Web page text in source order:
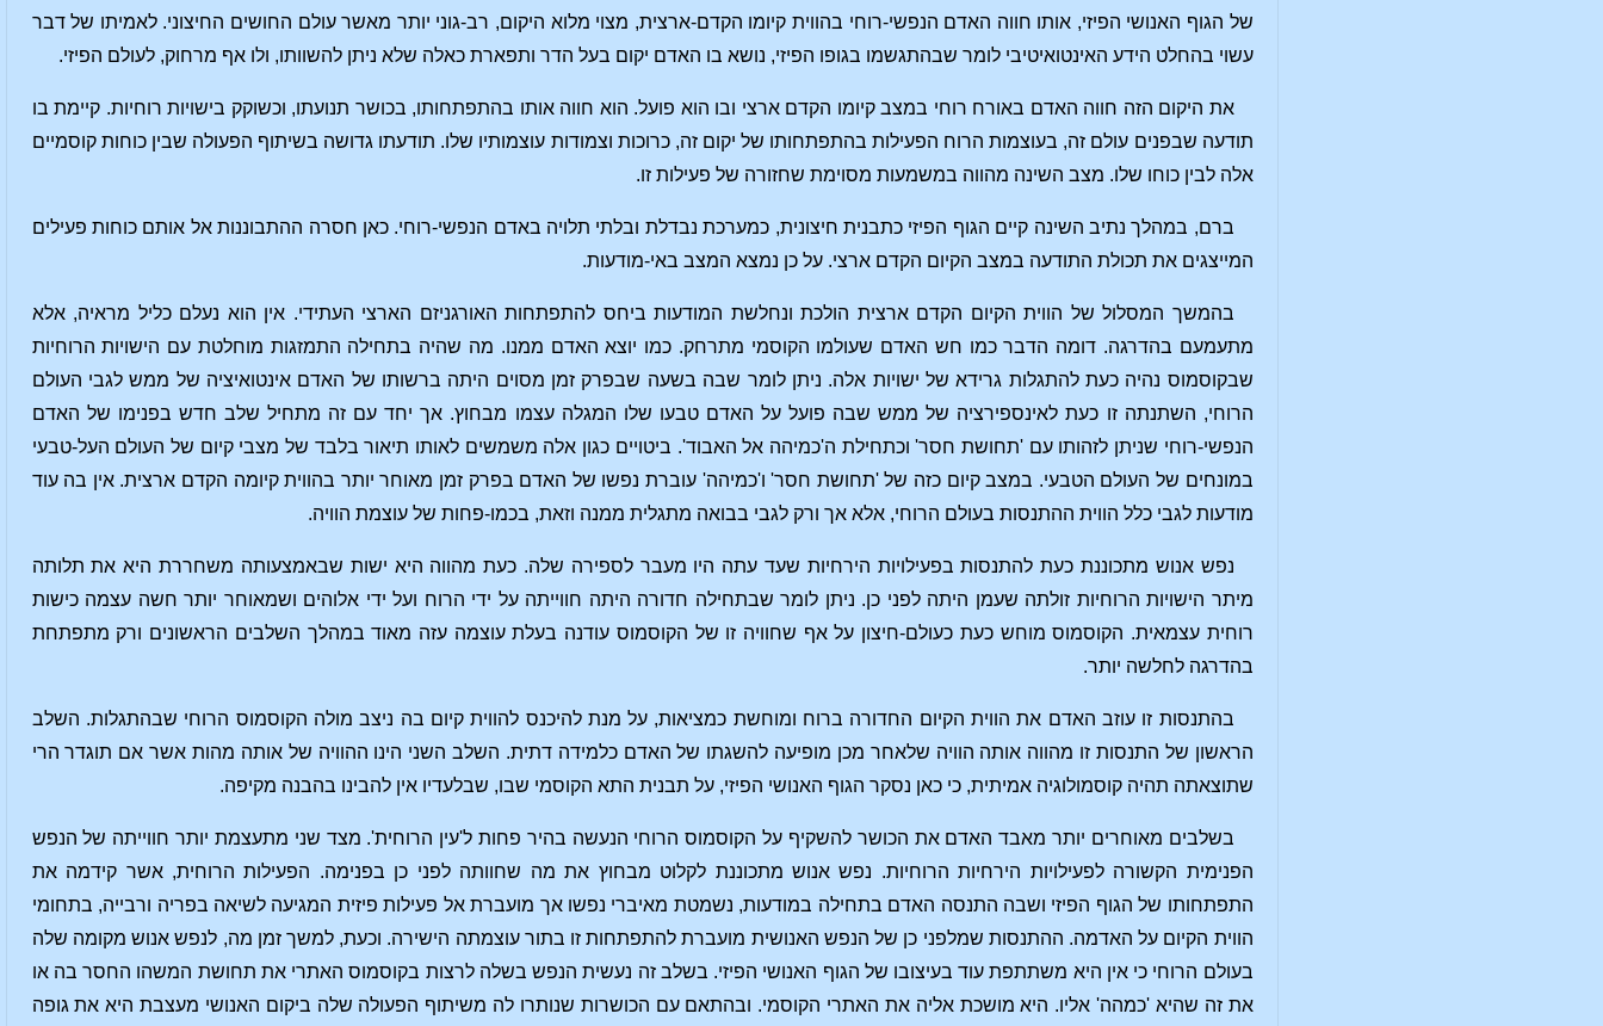
של הגוף האנושי הפיזי, אותו חווה האדם הנפשי-רוחי בהווית קיומו הקדם-ארצית, מצוי מלוא היקום, רב-גוני יותר מאשר עולם החושים החיצוני. לאמיתו של דבר
עשוי בהחלט הידע האינטואיטיבי לומר שבהתגשמו בגופו הפיזי, נושא בו האדם יקום בעל הדר ותפארת כאלה שלא ניתן להשוותו, ולו אף מרחוק, לעולם הפיזי.
את היקום הזה חווה האדם באורח רוחי במצב קיומו הקדם ארצי ובו הוא פועל. הוא חווה אותו בהתפתחותו, בכושר תנועתו, וכשוקק בישויות רוחיות. קיימת בו
תודעה שבפנים עולם זה, בעוצמות הרוח הפעילות בהתפתחותו של יקום זה, כרוכות וצמודות עוצמותיו שלו. תודעתו גדושה בשיתוף הפעולה שבין כוחות קוסמיים
אלה לבין כוחו שלו. מצב השינה מהווה במשמעות מסוימת שחזורה של פעילות זו.
ברם, במהלך נתיב השינה קיים הגוף הפיזי כתבנית חיצונית, כמערכת נבדלת ובלתי תלויה באדם הנפשי-רוחי. כאן חסרה ההתבוננות אל אותם כוחות פעילים
המייצגים את תכולת התודעה במצב הקיום הקדם ארצי. על כן נמצא המצב באי-מודעות.
בהמשך המסלול של הווית הקיום הקדם ארצית הולכת ונחלשת המודעות ביחס להתפתחות האורגניזם הארצי העתידי. אין הוא נעלם כליל מראיה, אלא
מתעמעם בהדרגה. דומה הדבר כמו חש האדם שעולמו הקוסמי מתרחק. כמו יוצא האדם ממנו. מה שהיה בתחילה התמזגות מוחלטת עם הישויות הרוחיות
שבקוסמוס נהיה כעת להתגלות גרידא של ישויות אלה. ניתן לומר שבה בשעה שבפרק זמן מסוים היתה ברשותו של האדם אינטואיציה של ממש לגבי העולם
הרוחי, השתנתה זו כעת לאינספירציה של ממש שבה פועל על האדם טבעו שלו המגלה עצמו מבחוץ. אך יחד עם זה מתחיל שלב חדש בפנימו של האדם
הנפשי-רוחי שניתן לזהותו עם 'תחושת חסר' וכתחילת ה'כמיהה אל האבוד'. ביטויים כגון אלה משמשים לאותו תיאור בלבד של מצבי קיום של העולם העל-טבעי
במונחים של העולם הטבעי. במצב קיום כזה של 'תחושת חסר' ו'כמיהה' עוברת נפשו של האדם בפרק זמן מאוחר יותר בהווית קיומה הקדם ארצית. אין בה עוד
מודעות לגבי כלל הווית ההתנסות בעולם הרוחי, אלא אך ורק לגבי בבואה מתגלית ממנה וזאת, בכמו-פחות של עוצמת הוויה.
נפש אנוש מתכוננת כעת להתנסות בפעילויות הירחיות שעד עתה היו מעבר לספירה שלה. כעת מהווה היא ישות שבאמצעותה משחררת היא את תלותה
מיתר הישויות הרוחיות זולתה שעמן היתה לפני כן. ניתן לומר שבתחילה חדורה היתה חווייתה על ידי הרוח ועל ידי אלוהים ושמאוחר יותר חשה עצמה כישות
רוחית עצמאית. הקוסמוס מוחש כעת כעולם-חיצון על אף שחוויה זו של הקוסמוס עודנה בעלת עוצמה עזה מאוד במהלך השלבים הראשונים ורק מתפתחת
בהדרגה לחלשה יותר.
בהתנסות זו עוזב האדם את הווית הקיום החדורה ברוח ומוחשת כמציאות, על מנת להיכנס להווית קיום בה ניצב מולה הקוסמוס הרוחי שבהתגלות. השלב
הראשון של התנסות זו מהווה אותה הוויה שלאחר מכן מופיעה להשגתו של האדם כלמידה דתית. השלב השני הינו ההוויה של אותה מהות אשר אם תוגדר הרי
שתוצאתה תהיה קוסמולוגיה אמיתית, כי כאן נסקר הגוף האנושי הפיזי, על תבנית התא הקוסמי שבו, שבלעדיו אין להבינו בהבנה מקיפה.
בשלבים מאוחרים יותר מאבד האדם את הכושר להשקיף על הקוסמוס הרוחי הנעשה בהיר פחות ל'עין הרוחית'. מצד שני מתעצמת יותר חווייתה של הנפש
הפנימית הקשורה לפעילויות הירחיות הרוחיות. נפש אנוש מתכוננת לקלוט מבחוץ את מה שחוותה לפני כן בפנימה. הפעילות הרוחית, אשר קידמה את
התפתחותו של הגוף הפיזי ושבה התנסה האדם בתחילה במודעות, נשמטת מאיברי נפשו אך מועברת אל פעילות פיזית המגיעה לשיאה בפריה ורבייה, בתחומי
הווית הקיום על האדמה. ההתנסות שמלפני כן של הנפש האנושית מועברת להתפתחות זו בתור עוצמתה הישירה. וכעת, למשך זמן מה, לנפש אנוש מקומה שלה
בעולם הרוחי כי אין היא משתתפת עוד בעיצובו של הגוף האנושי הפיזי. בשלב זה נעשית הנפש בשלה לרצות בקוסמוס האתרי את תחושת המשהו החסר בה או
את זה שהיא 'כמהה' אליו. היא מושכת אליה את האתרי הקוסמי. ובהתאם עם הכושרות שנותרו לה משיתוף הפעולה שלה ביקום האנושי מעצבת היא את גופה